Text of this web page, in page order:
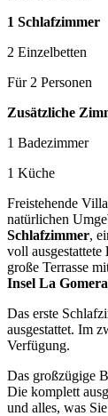
1 Schlafzimmer
2 Einzelbetten
Für 2 Personen
Zusätzliche
1 Badezimmer
1 Küche
Freistehende
natürlichen
Schlafzimmer,
voll ausgestattete
große Terrasse
Insel La Gomera
Das erste
ausgestattet. Im
Verfügung.
Das großzügige
Die komplett
und alles, was